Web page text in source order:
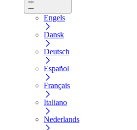
Engels
Dansk
Deutsch
Español
Français
Italiano
Nederlands